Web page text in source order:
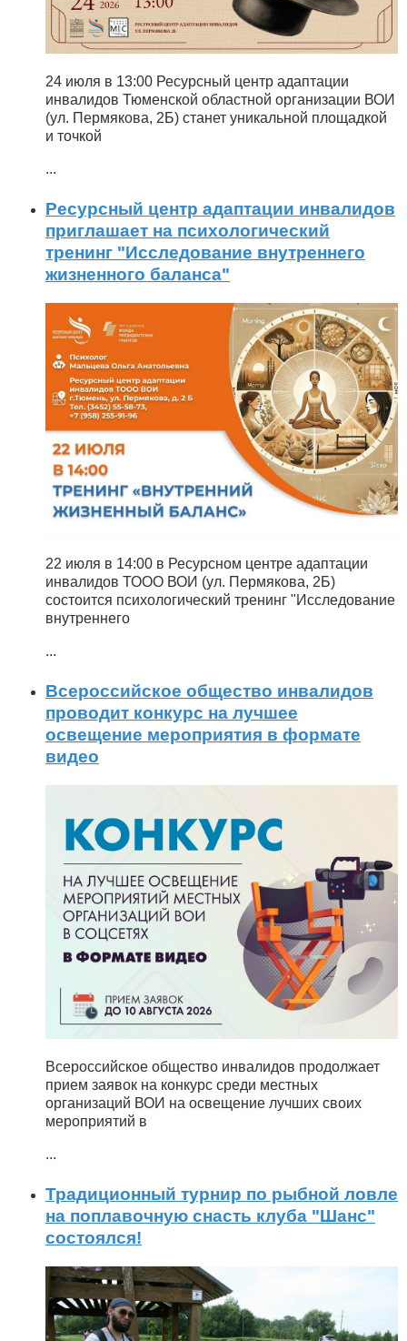
24 июля в 13:00 Ресурсный центр адаптации
инвалидов Тюменской областной организации ВОИ
(ул. Пермякова, 2Б) станет уникальной площадкой
и точкой
...
Ресурсный центр адаптации инвалидов
приглашает на психологический
тренинг "Исследование внутреннего
жизненного баланса"
22 июля в 14:00 в Ресурсном центре адаптации
инвалидов ТООО ВОИ (ул. Пермякова, 2Б)
состоится психологический тренинг "Исследование
внутреннего
...
Всероссийское общество инвалидов
проводит конкурс на лучшее
освещение мероприятия в формате
видео
Всероссийское общество инвалидов продолжает
прием заявок на конкурс среди местных
организаций ВОИ на освещение лучших своих
мероприятий в
...
Традиционный турнир по рыбной ловле
на поплавочную снасть клуба "Шанс"
состоялся!